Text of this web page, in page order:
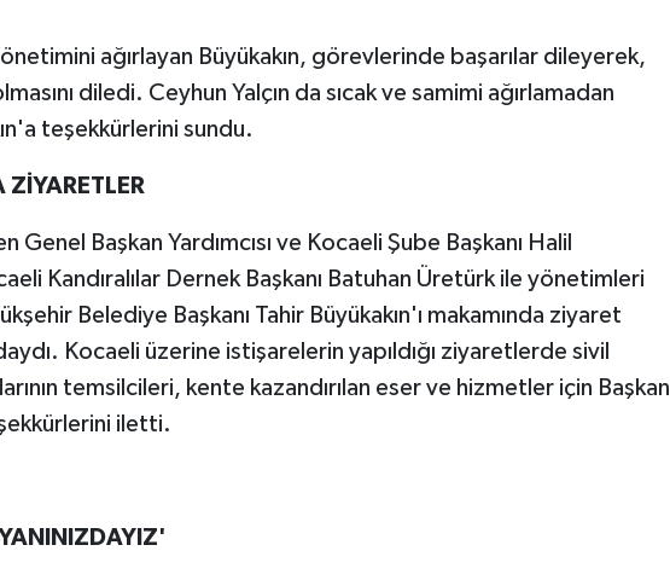
ağırlayan Büyükakın, görevlerinde başarılar dileyerek,
diledi. Ceyhun Yalçın da sıcak ve samimi ağırlamadan
teşekkürlerini sundu.
ZİYARETLER
Genel Başkan Yardımcısı ve Kocaeli Şube Başkanı Halil
Kandıralılar Dernek Başkanı Batuhan Üretürk ile yönetimleri
Belediye Başkanı Tahir Büyükakın'ı makamında ziyaret
Kocaeli üzerine istişarelerin yapıldığı ziyaretlerde sivil
temsilcileri, kente kazandırılan eser ve hizmetler için Başkan
iletti.